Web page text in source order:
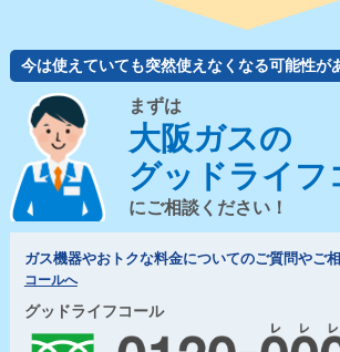
今は使えていても突然使えなくなる可能性が
まずは
大阪ガスの
グッドライフ
にご相談ください！
ガス機器やおトクな料金についてのご質問やご
コールへ
グッドライフコール